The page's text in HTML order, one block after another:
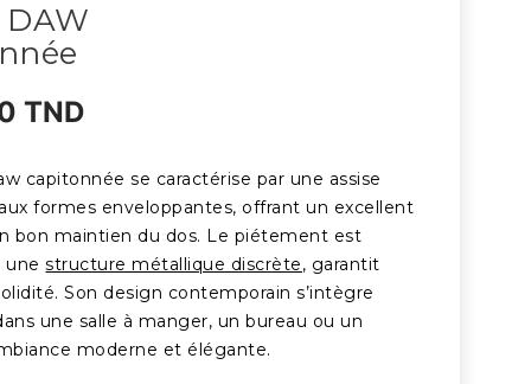
DAW
TND
capitonnée se caractérise par une assise
formes enveloppantes, offrant un excellent
bon maintien du dos. Le piétement est
unestructure métallique discrète, garantit
Son design contemporain s’intègre
une salle à manger, un bureau ou un
moderne et élégante.